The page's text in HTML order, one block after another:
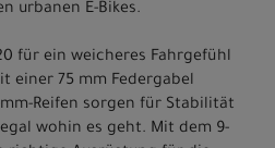
urbanen E-Bikes.
für ein weicheres Fahrgefühl
einer 75 mm Federgabel
Reifen sorgen für Stabilität
wohin es geht. Mit dem 9-